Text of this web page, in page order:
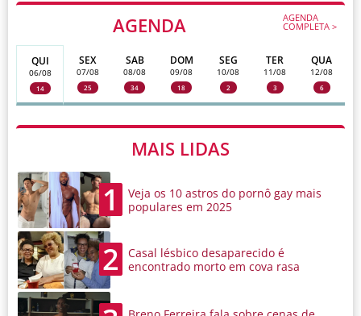
AGENDA AGENDA
COMPLETA >
QUI
06/08
14
SEX
07/08
25
SAB
08/08
34
DOM
09/08
18
SEG
10/08
2
TER
11/08
3
QUA
12/08
6
MAIS LIDAS
1
Veja os 10 astros do pornô gay mais
populares em 2025
2
Casal lésbico desaparecido é
encontrado morto em cova rasa